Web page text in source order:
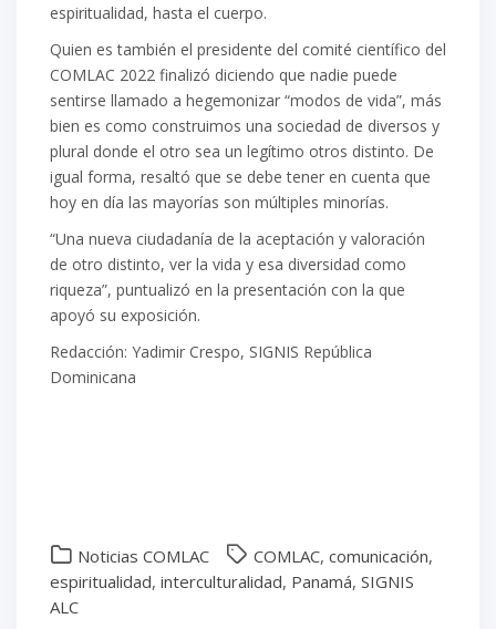
espiritualidad, hasta el cuerpo.
Quien es también el presidente del comité científico del
COMLAC 2022 finalizó diciendo que nadie puede
sentirse llamado a hegemonizar “modos de vida”, más
bien es como construimos una sociedad de diversos y
plural donde el otro sea un legítimo otros distinto. De
igual forma, resaltó que se debe tener en cuenta que
hoy en día las mayorías son múltiples minorías.
“Una nueva ciudadanía de la aceptación y valoración
de otro distinto, ver la vida y esa diversidad como
riqueza”, puntualizó en la presentación con la que
apoyó su exposición.
Redacción: Yadimir Crespo, SIGNIS República
Dominicana
Noticias COMLAC COMLAC, comunicación,
espiritualidad, interculturalidad, Panamá, SIGNIS
ALC